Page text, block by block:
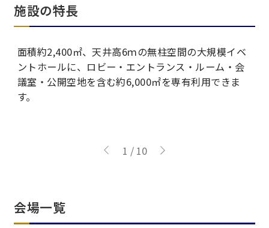
施設の特長
面積約2,400㎡、天井高6ｍの無柱空間の大規模イベ
ントホールに、ロビー・エントランス・ルーム・会
議室・公開空地を含む約6,000㎡を専有利用できま
す。
1 / 10
会場一覧